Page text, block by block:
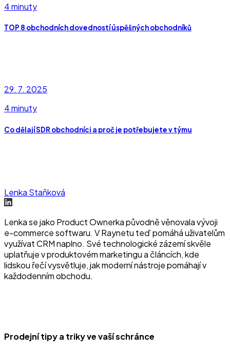
4 minuty
TOP 8 obchodních dovedností úspěšných obchodníků
29. 7. 2025
4 minuty
Co dělají SDR obchodníci a proč je potřebujete v týmu
Lenka Staňková
Lenka se jako Product Ownerka původně věnovala vývoji
e-commerce softwaru. V Raynetu teď pomáhá uživatelům
využívat CRM naplno. Své technologické zázemí skvěle
uplatňuje v produktovém marketingu a článcích, kde
lidskou řečí vysvětluje, jak moderní nástroje pomáhají v
každodenním obchodu.
Prodejní tipy a triky ve vaší schránce